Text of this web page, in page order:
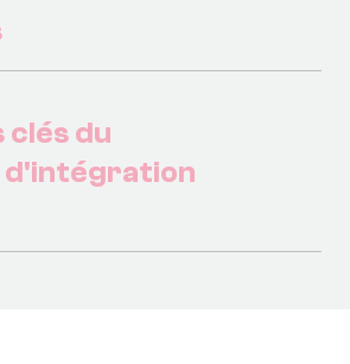
clés du
d'intégration